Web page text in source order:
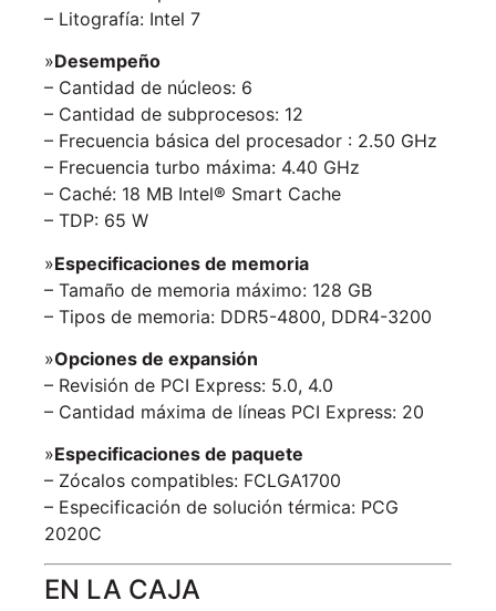
– Litografía: Intel 7
»Desempeño
– Cantidad de núcleos: 6
– Cantidad de subprocesos: 12
– Frecuencia básica del procesador : 2.50 GHz
– Frecuencia turbo máxima: 4.40 GHz
– Caché: 18 MB Intel® Smart Cache
– TDP: 65 W
»Especificaciones de memoria
– Tamaño de memoria máximo: 128 GB
– Tipos de memoria: DDR5-4800, DDR4-3200
»Opciones de expansión
– Revisión de PCI Express: 5.0, 4.0
– Cantidad máxima de líneas PCI Express: 20
»Especificaciones de paquete
– Zócalos compatibles: FCLGA1700
– Especificación de solución térmica: PCG
2020C
EN LA CAJA